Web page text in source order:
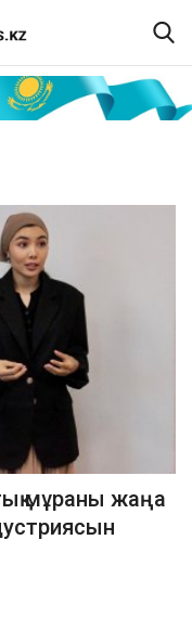
мұраны жаңа